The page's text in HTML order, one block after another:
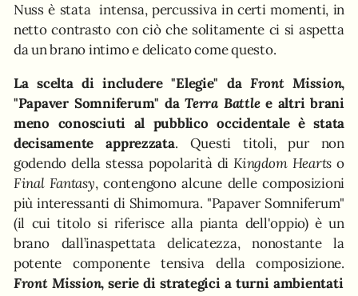
Nuss è stata intensa, percussiva in certi momenti, in
netto contrasto con ciò che solitamente ci si aspetta
da un brano intimo e delicato come questo.
La scelta di includere "Elegie" da Front Mission,
"Papaver Somniferum" daTerra Battlee altri brani
meno conosciuti al pubblico occidentale è stata
decisamente apprezzata. Questi titoli, pur non
godendo della stessa popolarità diKingdom Hearts o
Final Fantasy, contengono alcune delle composizioni
più interessanti di Shimomura. "Papaver Somniferum"
(il cui titolo si riferisce alla pianta dell'oppio) è un
brano dall’inaspettata delicatezza, nonostante la
potente componente tensiva della composizione.
Front Mission, serie di strategici a turni ambientati